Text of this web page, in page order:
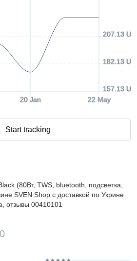
20 Jan 22 May
157.13
182.13
207.13
Start tracking
(80Вт, TWS, bluetooth, подсветка,
SVEN Shop с доставкой по Укрине
отзывы 00410101
0